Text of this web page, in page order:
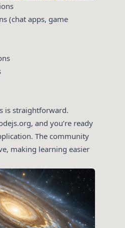
(chat apps, game
is straightforward.
and you’re ready
The community
making learning easier